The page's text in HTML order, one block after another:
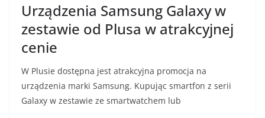
Urządzenia Samsung Galaxy w
zestawie od Plusa w atrakcyjnej
cenie
W Plusie dostępna jest atrakcyjna promocja na
urządzenia marki Samsung. Kupując smartfon z serii
Galaxy w zestawie ze smartwatchem lub